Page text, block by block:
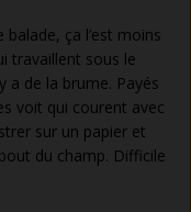
balade, ça l’est moins
travaillent sous le
a de la brume. Payés
voit qui courent avec
sur un papier et
du champ. Difficile